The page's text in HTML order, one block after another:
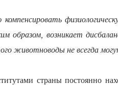
образом, возникает
животноводы не всегда
страныпостоянно